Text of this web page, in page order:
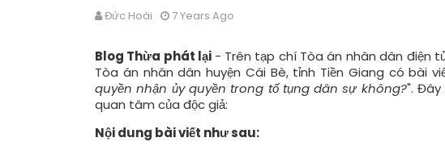
Đức Hoài 7 Years Ago
Blog Thừa phát lại - Trên tạp chí Tòa án nhân dân điện
Tòa án nhân dân huyện Cái Bè, tỉnh Tiền Giang có bài
quyền nhận ủy quyền trong tố tụng dân sự không?".
quan tâm của độc giả:
Nội dung bài viết như sau: